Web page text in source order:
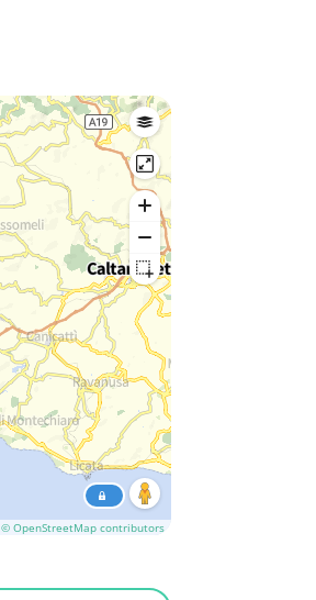
© OpenStreetMap contributors